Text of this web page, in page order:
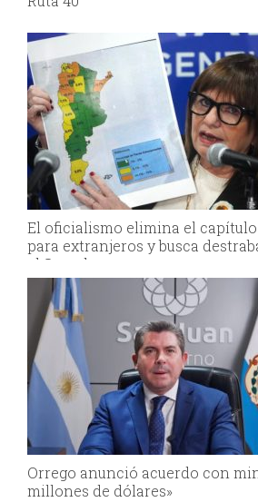
El oficialismo elimina el
para extranjeros y busca
el Senado
Orrego anunció acuerdo con
millones de dólares»